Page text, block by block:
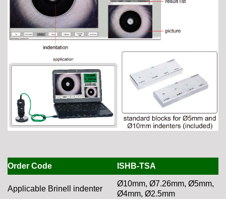
Order Code ISHB-TSA
Applicable Brinell indenter
Ø10mm, Ø7.26mm, Ø5mm,
Ø4mm, Ø2.5mm